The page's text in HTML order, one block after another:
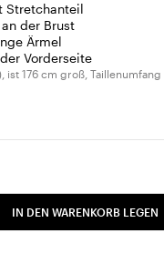
Stretchanteil
der Brust
Ärmel
Vorderseite
ist 176 cm groß,
IN DEN WARENKORB LEGEN